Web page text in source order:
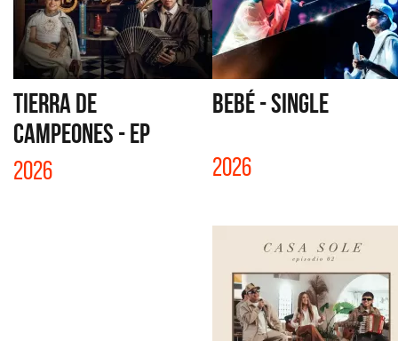
TIERRA DE
CAMPEONES - EP
2026
BEBÉ - SINGLE
2026